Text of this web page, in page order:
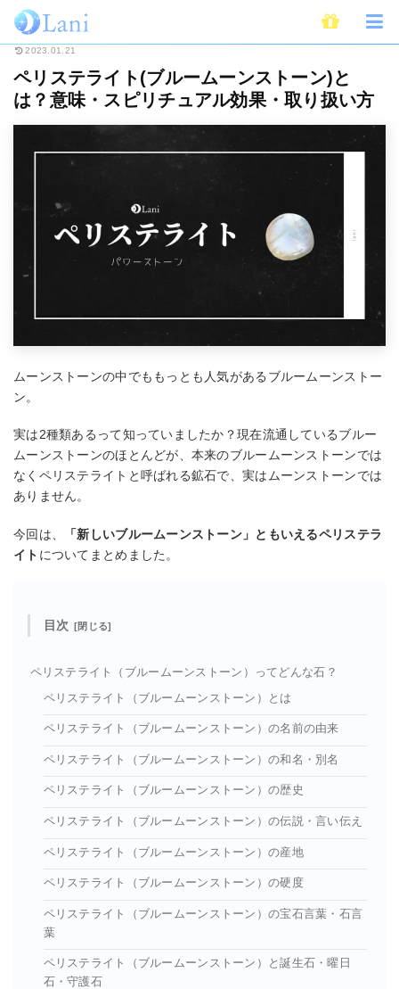
ホーム スピリチュアル ペリステライト(ブルームーン
2023.01.21
ペリステライト(ブルームーンストーン)と
は？意味・スピリチュアル効果・取り扱い方
ムーンストーンの中でももっとも人気があるブルームーンストー
ン。
実は2種類あるって知っていましたか？現在流通しているブルー
ムーンストーンのほとんどが、本来のブルームーンストーンでは
なくペリステライトと呼ばれる鉱石で、実はムーンストーンでは
ありません。
今回は、
「新しいブルームーンストーン」ともいえるペリステラ
イト についてまとめました。
目次
ペリステライト（ブルームーンストーン）ってどんな石？
ペリステライト（ブルームーンストーン）とは
ペリステライト（ブルームーンストーン）の名前の由来
ペリステライト（ブルームーンストーン）の和名・別名
ペリステライト（ブルームーンストーン）の歴史
ペリステライト（ブルームーンストーン）の伝説・言い伝え
ペリステライト（ブルームーンストーン）の産地
ペリステライト（ブルームーンストーン）の硬度
ペリステライト（ブルームーンストーン）の宝石言葉・石言
葉
ペリステライト（ブルームーンストーン）と誕生石・曜日
石・守護石